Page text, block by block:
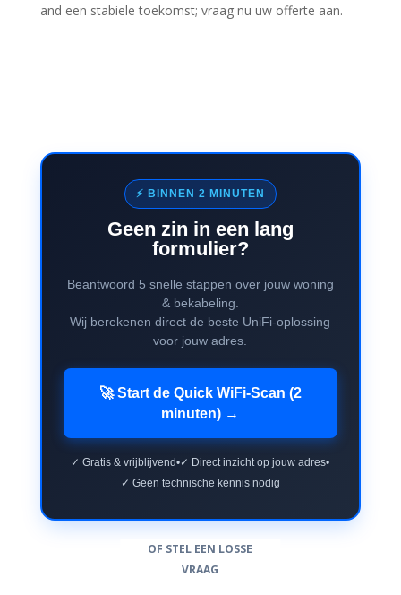
and een stabiele toekomst; vraag nu uw offerte aan.
⚡ BINNEN 2 MINUTEN
Geen zin in een lang
formulier?
Beantwoord 5 snelle stappen over jouw woning
& bekabeling.
Wij berekenen direct de beste UniFi-oplossing
voor jouw adres.
🚀 Start de Quick WiFi-Scan (2
minuten) →
✓ Gratis & vrijblijvend•✓ Direct inzicht op jouw adres•
✓ Geen technische kennis nodig
OF STEL EEN LOSSE
VRAAG